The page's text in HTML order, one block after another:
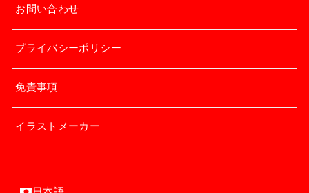
お問い合わせ
プライバシーポリシー
免責事項
イラストメーカー